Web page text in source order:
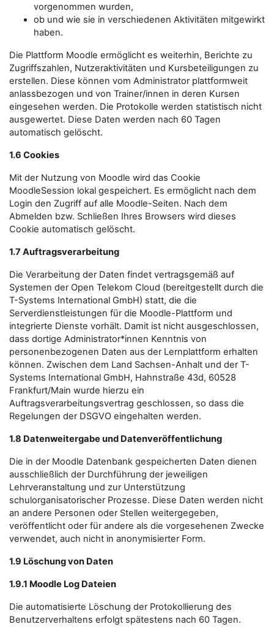
vorgenommen wurden,
ob und wie sie in verschiedenen Aktivitäten mitgewirkt
haben.
Die Plattform Moodle ermöglicht es weiterhin, Berichte zu
Zugriffszahlen, Nutzeraktivitäten und Kursbeteiligungen zu
erstellen. Diese können vom Administrator plattformweit
anlassbezogen und von Trainer/innen in deren Kursen
eingesehen werden. Die Protokolle werden statistisch nicht
ausgewertet. Diese Daten werden nach 60 Tagen
automatisch gelöscht.
1.6 Cookies
Mit der Nutzung von Moodle wird das Cookie
MoodleSession lokal gespeichert. Es ermöglicht nach dem
Login den Zugriff auf alle Moodle-Seiten. Nach dem
Abmelden bzw. Schließen Ihres Browsers wird dieses
Cookie automatisch gelöscht.
1.7 Auftragsverarbeitung
Die Verarbeitung der Daten findet vertragsgemäß auf
Systemen der Open Telekom Cloud (bereitgestellt durch die
T-Systems International GmbH) statt, die die
Serverdienstleistungen für die Moodle-Plattform und
integrierte Dienste vorhält. Damit ist nicht ausgeschlossen,
dass dortige Administrator*innen Kenntnis von
personenbezogenen Daten aus der Lernplattform erhalten
können. Zwischen dem Land Sachsen-Anhalt und der T-
Systems International GmbH, Hahnstraße 43d, 60528
Frankfurt/Main wurde hierzu ein
Auftragsverarbeitungsvertrag geschlossen, so dass die
Regelungen der DSGVO eingehalten werden.
1.8 Datenweitergabe und Datenveröffentlichung
Die in der Moodle Datenbank gespeicherten Daten dienen
ausschließlich der Durchführung der jeweiligen
Lehrveranstaltung und zur Unterstützung
schulorganisatorischer Prozesse. Diese Daten werden nicht
an andere Personen oder Stellen weitergegeben,
veröffentlicht oder für andere als die vorgesehenen Zwecke
verwendet, auch nicht in anonymisierter Form.
1.9 Löschung von Daten
1.9.1 Moodle Log Dateien
Die automatisierte Löschung der Protokollierung des
Benutzerverhaltens erfolgt spätestens nach 60 Tagen.